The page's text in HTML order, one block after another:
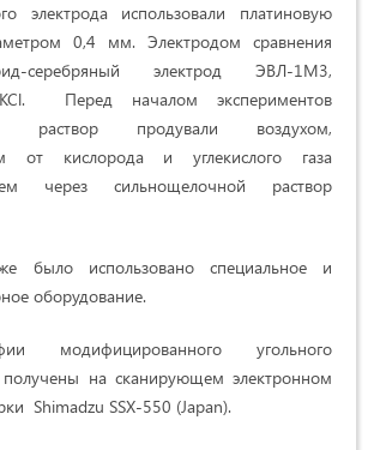
электрода использовали платиновую
0,4 мм. Электродом сравнения
серебряный электрод ЭВЛ-1М3,
Перед началом экспериментов
раствор продували воздухом,
от кислорода и углекислого газа
через сильнощелочной раствор
было использовано специальное и
оборудование.
модифицированного угольного
на сканирующем электронном
Shimadzu SSX-550 (Japan).